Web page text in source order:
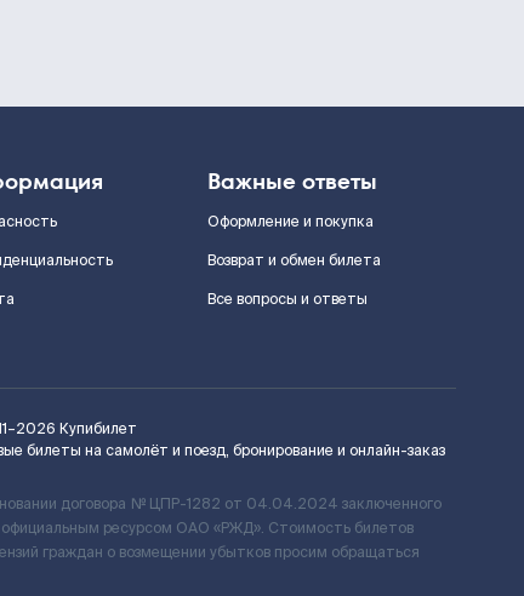
Важные ответы
Оформление и покупка
Возврат и обмен билета
Все вопросы и ответы
Купибилет
билеты на самолёт и поезд, бронирование и онлайн-заказ
договора № ЦПР-1282 от 04.04.2024 заключенного
ресурсом ОАО «РЖД». Стоимость билетов
граждан о возмещении убытков просим обращаться